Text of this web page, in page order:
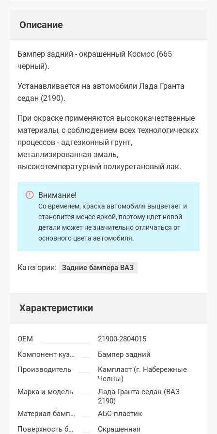
Описание
Бампер задний - окрашенный Космос (665
черный).
Устанавливается на автомобили Лада Гранта
седан (2190).
При окраске применяются высококачественные
материалы, с соблюдением всех технологических
процессов - адгезионный грунт,
металлизированная эмаль,
высокотемпературный полиуретановый лак.
Внимание!
Со временем, краска автомобиля выцветает и
становится менее яркой, поэтому цвет новой
детали может не значительно отличаться от
основного цвета автомобиля.
Категории: Задние бампера ВАЗ
Характеристики
OEM
21900-2804015
Компонент кузова
Бампер задний
Производитель
Кампласт (г. Набережные
Челны)
Марка и модель
Лада Гранта седан (ВАЗ
2190)
Материал бампера
АБС-пластик
Поверхность бампера
Окрашенная